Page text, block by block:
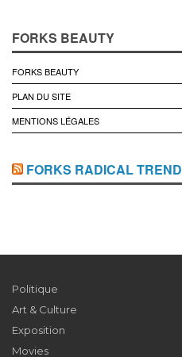
FORKS BEAUTY
FORKS BEAUTY
PLAN DU SITE
MENTIONS LÉGALES
FORKS RADICAL TREND
Politique
Art & Culture
Exposition
Movies